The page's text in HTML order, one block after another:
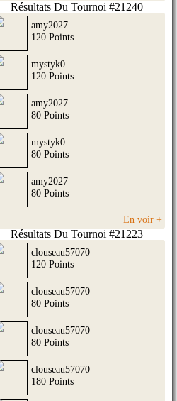
Résultats Du Tournoi #21240
amy2027
120 Points
mystyk0
120 Points
amy2027
80 Points
mystyk0
80 Points
amy2027
80 Points
En voir +
Résultats Du Tournoi #21223
clouseau57070
120 Points
clouseau57070
80 Points
clouseau57070
80 Points
clouseau57070
180 Points